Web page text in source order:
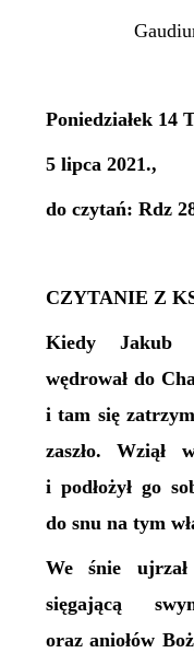
Poniedziałek 14
5 lipca 2021.,
do czytań: Rdz
CZYTANIE Z
Kiedy Jakub
wędrował do
i tam się
zaszło. Wziął
i podłożył go
do snu na tym
We śnie
sięgającą
oraz aniołów